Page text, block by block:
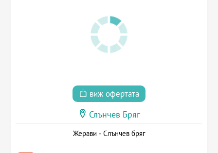
виж офертата
Слънчев Бряг
Жерави - Слънчев бряг